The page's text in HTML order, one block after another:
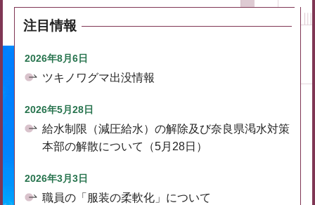
注目情報
2026年8月6日
ツキノワグマ出没情報
2026年5月28日
給水制限（減圧給水）の解除及び奈良県渇水対策
本部の解散について（5月28日）
2026年3月3日
職員の「服装の柔軟化」について